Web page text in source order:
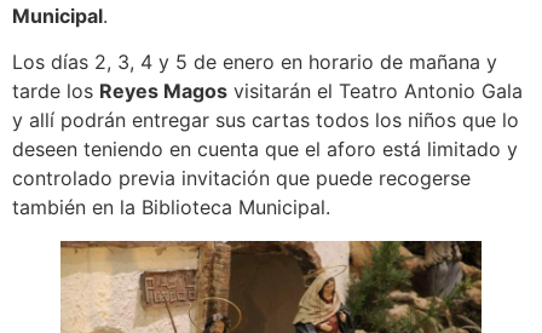
Municipal.
Los días 2, 3, 4 y 5 de enero en horario de mañana y
tarde los Reyes Magos visitarán el Teatro Antonio Gala
y allí podrán entregar sus cartas todos los niños que lo
deseen teniendo en cuenta que el aforo está limitado y
controlado previa invitación que puede recogerse
también en la Biblioteca Municipal.